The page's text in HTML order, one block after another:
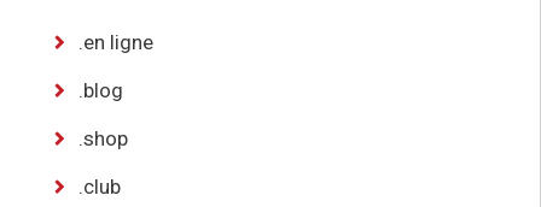
.en ligne
.blog
.shop
.club